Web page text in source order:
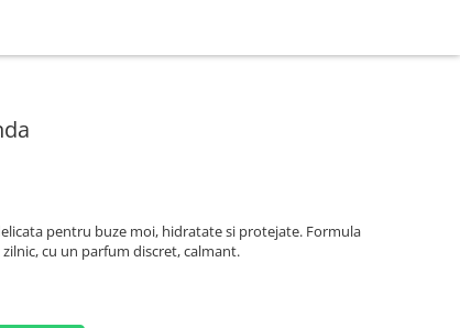
pentru buze moi, hidratate si protejate. Formula
cu un parfum discret, calmant.